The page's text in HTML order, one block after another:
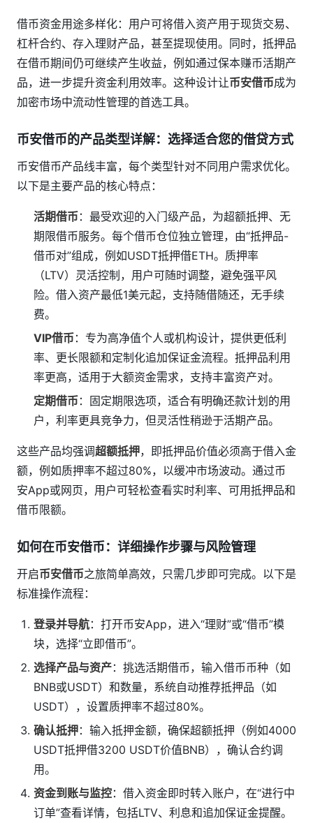
借币资金用途多样化：用户可将借入资产用于现货交易、
杠杆合约、存入理财产品，甚至提现使用。同时，抵押品
在借币期间仍可继续产生收益，例如通过保本赚币活期产
品，进一步提升资金利用效率。这种设计让币安借币成为
加密市场中流动性管理的首选工具。
币安借币的产品类型详解：选择适合您的借贷方式
币安借币产品线丰富，每个类型针对不同用户需求优化。
以下是主要产品的核心特点：
活期借币：最受欢迎的入门级产品，为超额抵押、无
期限借币服务。每个借币仓位独立管理，由“抵押品-
借币对”组成，例如USDT抵押借ETH。质押率
（LTV）灵活控制，用户可随时调整，避免强平风
险。借入资产最低1美元起，支持随借随还，无手续
费。
VIP借币：专为高净值个人或机构设计，提供更低利
率、更长限额和定制化追加保证金流程。抵押品利用
率更高，适用于大额资金需求，支持丰富资产对。
定期借币：固定期限选项，适合有明确还款计划的用
户，利率更具竞争力，但灵活性稍逊于活期产品。
这些产品均强调超额抵押，即抵押品价值必须高于借入金
额，例如质押率不超过80%，以缓冲市场波动。通过币
安App或网页，用户可轻松查看实时利率、可用抵押品和
借币限额。
如何在币安借币：详细操作步骤与风险管理
开启币安借币之旅简单高效，只需几步即可完成。以下是
标准操作流程：
登录并导航：打开币安App，进入“理财”或“借币”模
块，选择“立即借币”。
选择产品与资产：挑选活期借币，输入借币币种（如
BNB或USDT）和数量，系统自动推荐抵押品（如
USDT），设置质押率不超过80%。
确认抵押：输入抵押金额，确保超额抵押（例如4000
USDT抵押借3200 USDT价值BNB），确认合约调
用。
资金到账与监控：借入资金即时转入账户，在“进行中
订单”查看详情，包括LTV、利息和追加保证金提醒。